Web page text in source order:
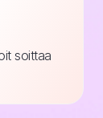
soittaa